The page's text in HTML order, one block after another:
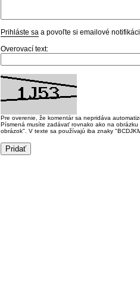
Prihláste sa a povoľte si emailové
Overovací text:
Pre overenie, že komentár sa nepridáva
Písmená musíte zadávať rovnako ako na
obrázok". V texte sa používajú iba znaky